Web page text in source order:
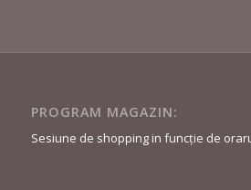
PROGRAM MAGAZIN:
Sesiune de shopping in funcție de